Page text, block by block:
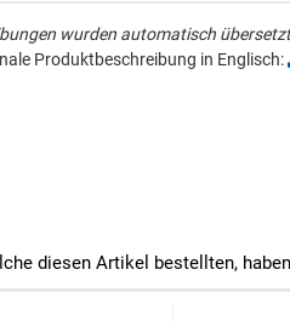
wurden automatisch
Produktbeschreibung in Englisch:
diesen Artikel bestellten,